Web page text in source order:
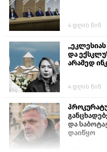
4 დღის წინ
და
არამედ
4 დღის წინ
და
დაიწყო